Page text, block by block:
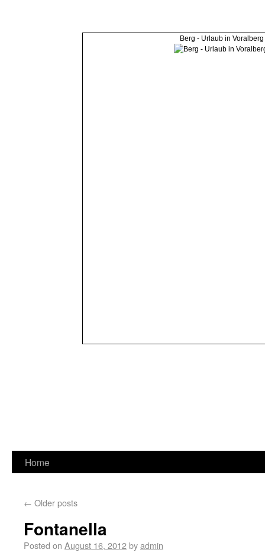
Berg - Urlaub in
Home
← Older posts
Fontanella
Posted on August 16, 2012byadmin